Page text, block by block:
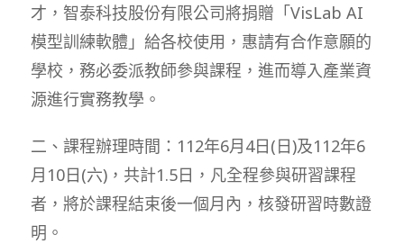
才，智泰科技股份有限公司將捐贈「VisLab AI
模型訓練軟體」給各校使用，惠請有合作意願的
學校，務必委派教師參與課程，進而導入產業資
源進行實務教學。
二、課程辦理時間：112年6月4日(日)及112年6
月10日(六)，共計1.5日，凡全程參與研習課程
者，將於課程結束後一個月內，核發研習時數證
明。